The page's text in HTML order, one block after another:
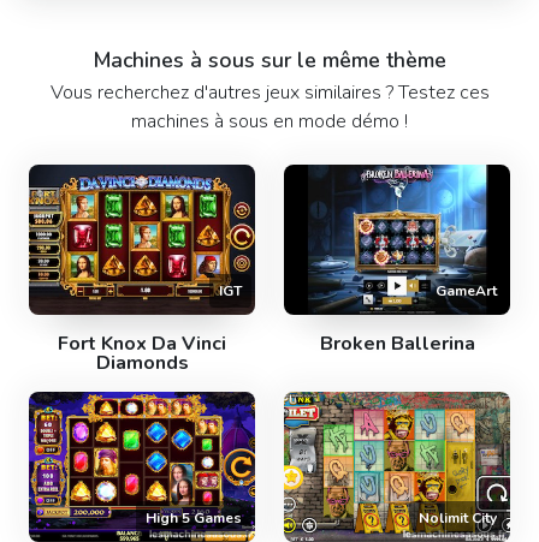
Machines à sous sur le même thème
Vous recherchez d'autres jeux similaires ? Testez ces
machines à sous en mode démo !
IGT
Fort Knox Da Vinci
Diamonds
GameArt
Broken Ballerina
High 5 Games Nolimit City